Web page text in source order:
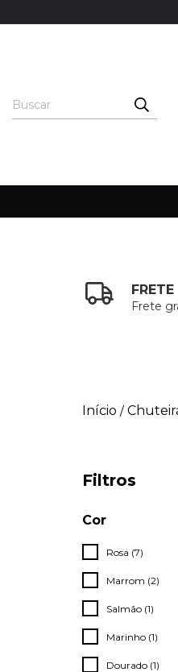
FRETE
Frete
Início /
Filtros
Cor
Rosa (7)
Marrom (2)
Salmão (1)
Marinho (1)
Dourado (1)